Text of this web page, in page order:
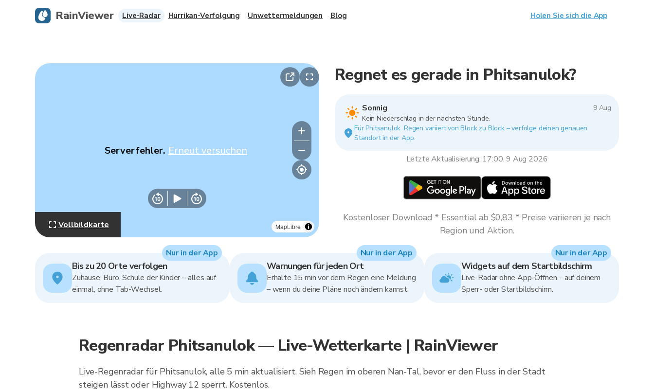
MapLibre
Serverfehler. Erneut versuchen
Vollbildkarte
Regnet es gerade in Phitsanulok?
Sonnig
9 Aug
Kein Niederschlag in der nächsten Stunde.
Für Phitsanulok. Regen variiert von Block zu Block – verfolge deinen genauen
Standort in der App.
Letzte Aktualisierung: 17:00, 9 Aug 2026
Kostenloser Download * Essential ab $0,83 * Preise variieren je nach
Region und Aktion.
Bis zu 20 Orte verfolgen
Zuhause, Büro, Schule der Kinder – alles auf
einmal, ohne Tab-Wechsel.
Nur in der App
Warnungen für jeden Ort
Erhalte 15 min vor dem Regen eine Meldung
– wenn du deine Pläne noch ändern kannst.
Nur in der App
Widgets auf dem Startbildschirm
Live-Radar ohne App-Öffnen – auf deinem
Sperr- oder Startbildschirm.
Nur in der App
Regenradar Phitsanulok — Live-Wetterkarte | RainViewer
Live-Regenradar für Phitsanulok, alle 5 min aktualisiert. Sieh Regen im oberen Nan-Tal, bevor er den Fluss in der Stadt
steigen lässt oder Highway 12 sperrt. Kostenlos.
RainViewer Live-Radar Hurrikan-Verfolgung Unwettermeldungen Blog Holen Sie sich die App